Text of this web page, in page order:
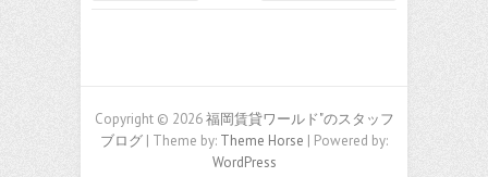
Copyright © 2026福岡賃貸ワールド"のスタッフ
ブログ | Theme by: Theme Horse | Powered by:
WordPress